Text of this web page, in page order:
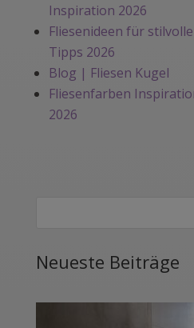
Inspiration 2026
Fliesenideen für
Tipps 2026
Blog | Fliesen Kugel
Fliesenfarben
2026
Neueste Beiträge